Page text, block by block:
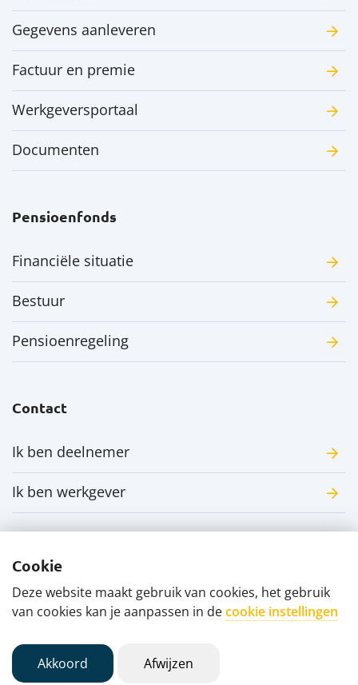
Cookie
Deze website maakt gebruik van cookies, het gebruik
van cookies kan je aanpassen in decookie instellingen
Akkoord Afwijzen
Gegevens aanleveren
Factuur en premie
Werkgeversportaal
Documenten
Pensioenfonds
Financiële situatie
Bestuur
Pensioenregeling
Contact
Ik ben deelnemer
Ik ben werkgever
Disclaimer
Privacyverklaring